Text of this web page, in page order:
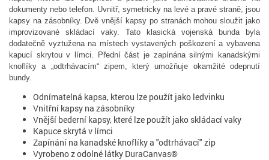
dokumenty nebo telefon. Uvnitř, symetricky na levé a pravé straně, jsou
kapsy na zásobníky. Dvě vnější kapsy po stranách mohou sloužit jako
improvizované skládací vaky. Tato klasická vojenská bunda byla
dodatečně vyztužena na místech vystavených poškození a vybavena
kapucí skrytou v límci. Přední část je zapínána silnými kanadskými
knoflíky a „odtrhávacím“ zipem, který umožňuje okamžité odepnutí
bundy.
Odnímatelná kapsa, kterou lze použít jako ledvinku
Vnitřní kapsy na zásobníky
Vnější bederní kapsy, které lze použít jako skládací vaky
Kapuce skrytá v límci
Zapínání na kanadské knoflíky a "odtrhávací" zip
Vyrobeno z odolné látky DuraCanvas®